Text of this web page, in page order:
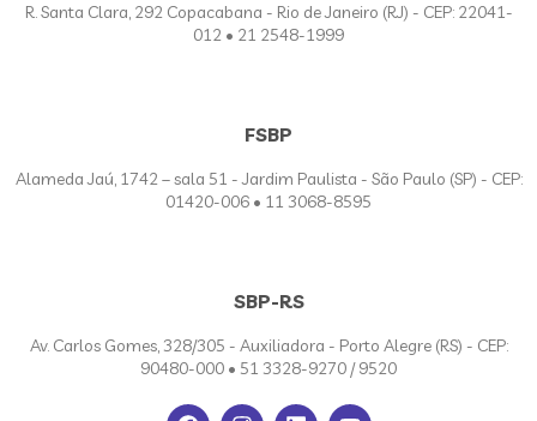
R. Santa Clara, 292 Copacabana - Rio de Janeiro (RJ) - CEP: 22041-
012 • 21 2548-1999
FSBP
Alameda Jaú, 1742 – sala 51 - Jardim Paulista - São Paulo (SP) - CEP:
01420-006 • 11 3068-8595
SBP-RS
Av. Carlos Gomes, 328/305 - Auxiliadora - Porto Alegre (RS) - CEP:
90480-000 • 51 3328-9270 / 9520